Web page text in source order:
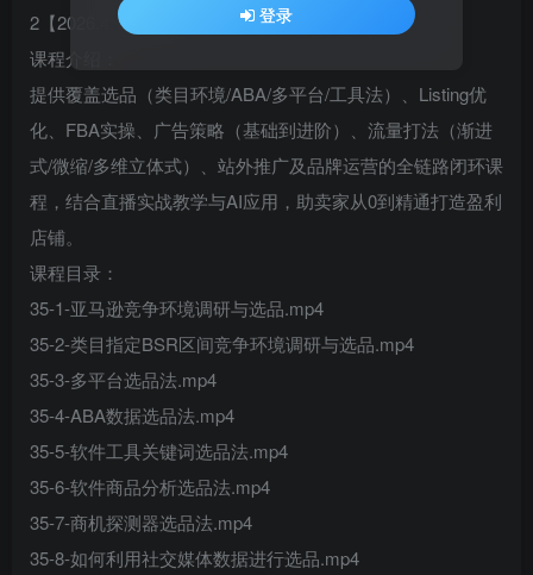
2【2026.4.1】.mp4
课程介绍：
提供覆盖选品（类目环境/ABA/多平台/工具法）、Listing优
化、FBA实操、广告策略（基础到进阶）、流量打法（渐进
式/微缩/多维立体式）、站外推广及品牌运营的全链路闭环课
程，结合直播实战教学与AI应用，助卖家从0到精通打造盈利
店铺。​
课程目录：
35-1-亚马逊竞争环境调研与选品.mp4
35-2-类目指定BSR区间竞争环境调研与选品.mp4
35-3-多平台选品法.mp4
35-4-ABA数据选品法.mp4
35-5-软件工具关键词选品法.mp4
35-6-软件商品分析选品法.mp4
35-7-商机探测器选品法.mp4
35-8-如何利用社交媒体数据进行选品.mp4
登录